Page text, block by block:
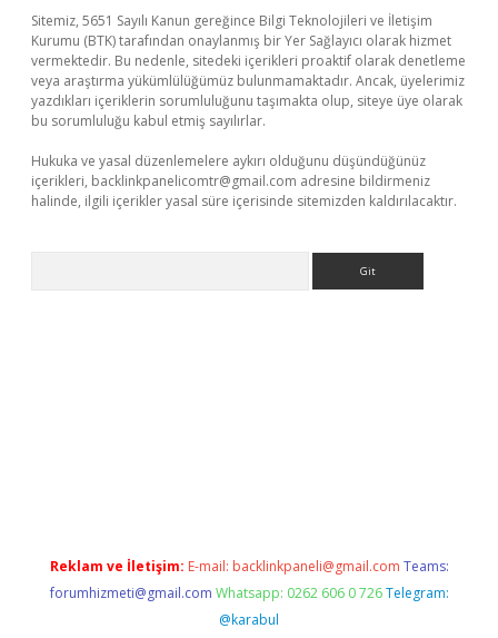
Sitemiz, 5651 Sayılı Kanun gereğince Bilgi Teknolojileri ve İletişim
Kurumu (BTK) tarafından onaylanmış bir Yer Sağlayıcı olarak hizmet
vermektedir. Bu nedenle, sitedeki içerikleri proaktif olarak denetleme
veya araştırma yükümlülüğümüz bulunmamaktadır. Ancak, üyelerimiz
yazdıkları içeriklerin sorumluluğunu taşımakta olup, siteye üye olarak
bu sorumluluğu kabul etmiş sayılırlar.
Hukuka ve yasal düzenlemelere aykırı olduğunu düşündüğünüz
içerikleri, backlinkpanelicomtr@gmail.com adresine bildirmeniz
halinde, ilgili içerikler yasal süre içerisinde sitemizden kaldırılacaktır.
Reklam ve İletişim: E-mail: backlinkpaneli@gmail.com Teams:
forumhizmeti@gmail.com Whatsapp: 0262 606 0 726 Telegram:
@karabul